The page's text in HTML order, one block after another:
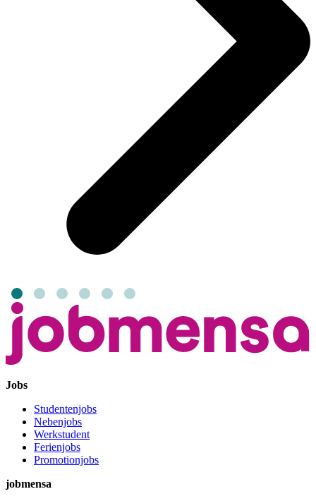
Jobs
Studentenjobs
Nebenjobs
Werkstudent
Ferienjobs
Promotionjobs
jobmensa